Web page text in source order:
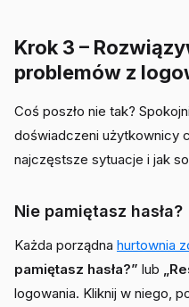
Krok 3 –
problemów z
Coś poszło nie tak?
doświadczeni użytkownicy
najczęstsze sytuacje i jak
Nie pamiętasz hasła?
Każda porządna hurtownia
pamiętasz hasła?” lub
logowania. Kliknij w niego,